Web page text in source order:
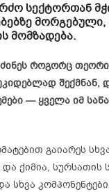
სექტორთან
მომზადება.
როგორც
— ყველა იმ
გაიარეს
ქიმია, სურსათის
და სხვა